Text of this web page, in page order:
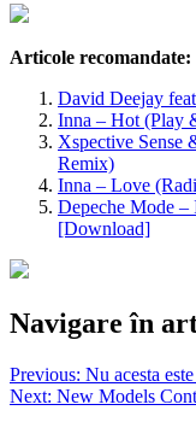
Articole recomandate:
David Deejay
Inna – Hot (Play
Xspective Sense
Remix)
Inna – Love
Depeche Mode
[Download]
Navigare în
Previous: Nu acesta
Next: New Models